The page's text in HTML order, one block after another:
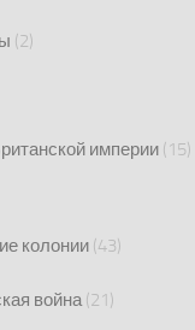
(2)
империи (15)
колонии (43)
война(21)